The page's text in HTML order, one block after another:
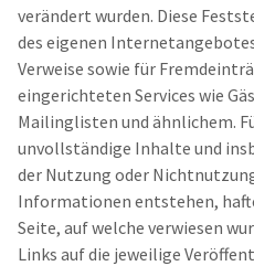
verändert wurden. Diese
des eigenen
Verweise sowie für
eingerichteten Services wie
Mailinglisten und ähnlichem.
unvollständige Inhalte und
der Nutzung oder
Informationen entstehen,
Seite, auf welche verwiesen
Links auf die jeweilige